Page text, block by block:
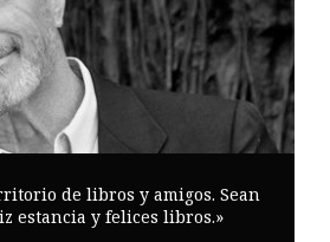
de libros y amigos. Sean
estancia y felices libros.»